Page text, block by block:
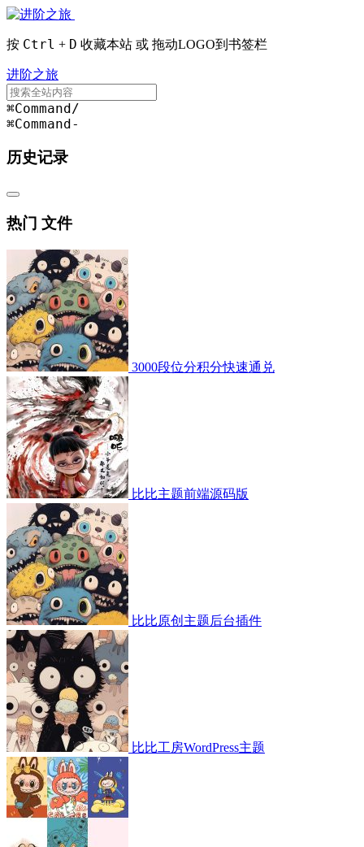
按 Ctrl + D 收藏本站 或 拖动LOGO到书签栏
进阶之旅
⌘Command/
⌘Command-
历史记录
热门 文件
3000段位分积分快速通兑
比比主题前端源码版
比比原创主题后台插件
比比工房WordPress主题